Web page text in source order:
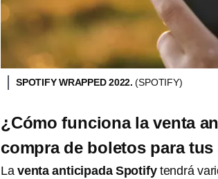
SPOTIFY WRAPPED 2022.(SPOTIFY)
¿Cómo funciona la venta
compra de boletos para
La venta anticipada Spotifytendrá